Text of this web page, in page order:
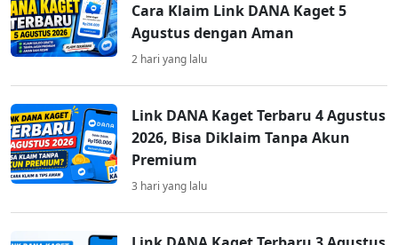
Cara Klaim Link DANA Kaget 5
Agustus dengan Aman
2 hari yang lalu
Link DANA Kaget Terbaru 4 Agustus
2026, Bisa Diklaim Tanpa Akun
Premium
3 hari yang lalu